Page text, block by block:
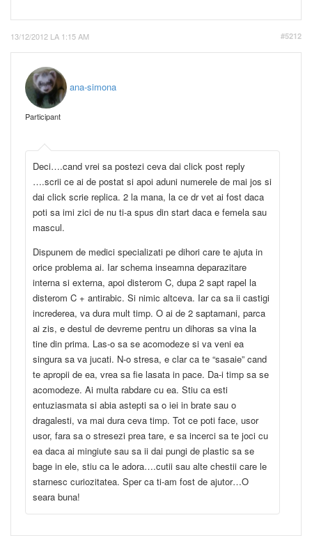
13/12/2012 LA 1:15 AM #5212
ana-simona
Participant
Deci….cand vrei sa postezi ceva dai click post reply
….scrii ce ai de postat si apoi aduni numerele de mai jos si
dai click scrie replica. 2 la mana, la ce dr vet ai fost daca
poti sa imi zici de nu ti-a spus din start daca e femela sau
mascul.
Dispunem de medici specializati pe dihori care te ajuta in
orice problema ai. Iar schema inseamna deparazitare
interna si externa, apoi disterom C, dupa 2 sapt rapel la
disterom C + antirabic. Si nimic altceva. Iar ca sa ii castigi
increderea, va dura mult timp. O ai de 2 saptamani, parca
ai zis, e destul de devreme pentru un dihoras sa vina la
tine din prima. Las-o sa se acomodeze si va veni ea
singura sa va jucati. N-o stresa, e clar ca te “sasaie” cand
te apropii de ea, vrea sa fie lasata in pace. Da-i timp sa se
acomodeze. Ai multa rabdare cu ea. Stiu ca esti
entuziasmata si abia astepti sa o iei in brate sau o
dragalesti, va mai dura ceva timp. Tot ce poti face, usor
usor, fara sa o stresezi prea tare, e sa incerci sa te joci cu
ea daca ai mingiute sau sa ii dai pungi de plastic sa se
bage in ele, stiu ca le adora….cutii sau alte chestii care le
starnesc curiozitatea. Sper ca ti-am fost de ajutor…O
seara buna!